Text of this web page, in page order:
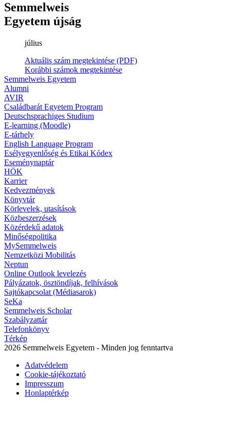
Semmelweis
Egyetem újság
július
Aktuális szám megtekintése (PDF)
Korábbi számok megtekintése
Semmelweis Egyetem
Alumni
AVIR
Családbarát Egyetem Program
Deutschsprachiges Studium
E-learning (Moodle)
E-tárhely
English Language Program
Esélyegyenlőség és Etikai Kódex
Eseménynaptár
HÖK
Karrier
Kedvezmények
Könyvtár
Körlevelek, utasítások
Közbeszerzések
Közérdekű adatok
Minőségpolitika
MySemmelweis
Nemzetközi Mobilitás
Neptun
Online Outlook levelezés
Pályázatok, ösztöndíjak, felhívások
Sajtókapcsolat (Médiasarok)
SeKa
Semmelweis Scholar
Szabályzattár
Telefonkönyv
Térkép
2026 Semmelweis Egyetem - Minden jog fenntartva
Adatvédelem
Cookie-tájékoztató
Impresszum
Honlaptérkép